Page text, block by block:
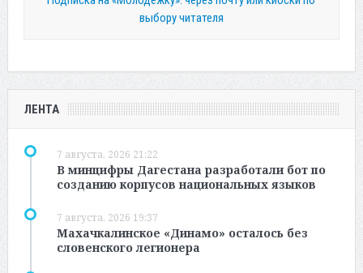
выбору читателя
ЛЕНТА
7 августа, 2026 21:22
В минцифры Дагестана разработали бот по
созданию корпусов национальных языков
7 августа, 2026 19:37
Махачкалинское «Динамо» осталось без
словенского легионера